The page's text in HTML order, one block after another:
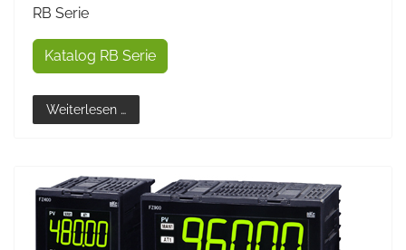
RB Serie
Katalog RB Serie
Weiterlesen …